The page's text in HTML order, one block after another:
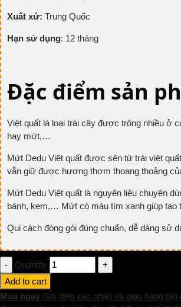
Xuất xứ: Trung Quốc
Hạn sử dụng: 12 tháng
Đặc điểm sản
Việt quất là loại trái cây được trông nhiều ở
hay mứt,…
Mứt Dedu Việt quất được sên từ trái việt
vẫn giữ được hương thơm thoang thoảng
Mứt Dedu Việt quất là nguyên liệu chuyên
bánh, kem,… Mứt có màu tím xanh giúp tạo
Qui cách đóng gói đúng chuẩn, dễ dàng sử
Quantity
Add to cart
Mua ngay Gọi điện xác nhận và giao hàng tận